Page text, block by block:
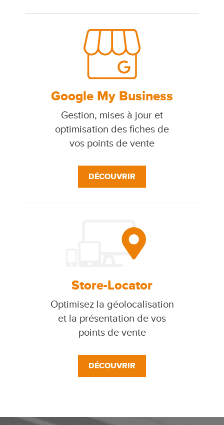
Google My Business
Gestion, mises à jour et
optimisation des fiches de
vos points de vente
DÉCOUVRIR
Store-Locator
Optimisez la géolocalisation
et la présentation de vos
points de vente
DÉCOUVRIR